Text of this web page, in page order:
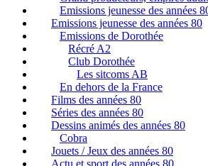
Emissions jeunesse des années
Emissions jeunesse des années 80
Emissions de Dorothée
Récré A2
Club Dorothée
Les sitcoms AB
En dehors de la France
Films des années 80
Séries des années 80
Dessins animés des années 80
Cobra
Jouets / Jeux des années 80
Actu et sport des années 80